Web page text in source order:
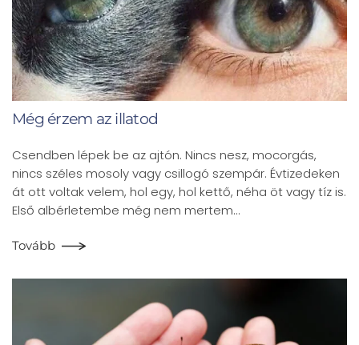
Még érzem az illatod
Csendben lépek be az ajtón. Nincs nesz, mocorgás,
nincs széles mosoly vagy csillogó szempár. Évtizedeken
át ott voltak velem, hol egy, hol kettő, néha öt vagy tíz is.
Első albérletembe még nem mertem…
Tovább